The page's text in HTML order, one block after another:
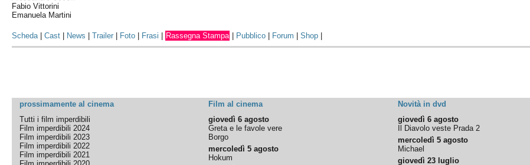
Fabio Vittorini
Emanuela Martini
Scheda|Cast News |Trailer Foto Frasi Rassegna Stampa Pubblico Forum |Shop
prossimamente al cinema Film al cinema Novità in dvd
Tutti i film imperdibili
Film imperdibili 2024
Film imperdibili 2023
Film imperdibili 2022
Film imperdibili 2021
giovedì 6 agosto
Greta e le favole vere
Borgo
mercoledì 5 agosto
Hokum
giovedì 6 agosto
Il Diavolo veste Prada 2
mercoledì 5 agosto
Michael
giovedì 23 luglio